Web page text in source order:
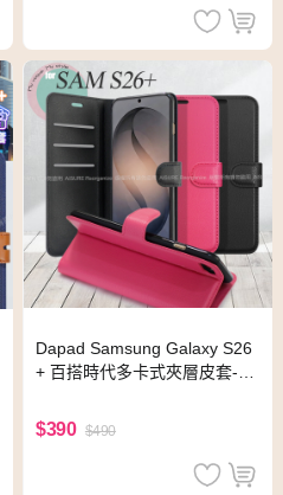
Dapad Samsung Galaxy S26
+ 百搭時代多卡式夾層皮套-黑
$390 $490